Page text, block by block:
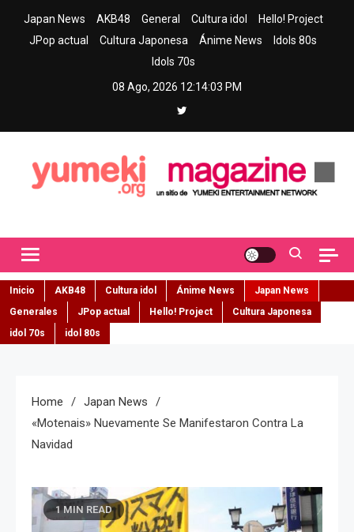
Japan News AKB48 General Cultura idol
Hello! Project
JPop actual
Cultura Japonesa Ánime News
Idols 80s
Idols 70s
08 Ago, 2026 12:14:05 PM
Inicio AKB48 Cultura idol Ánime News
Japan News
Generales
JPop actual Hello! Project
Cultura Japonesa
idol 70s
idol 80s
Home
Japan News
«Motenais» Nuevamente Se Manifestaron Contra La
Navidad
1 MIN READ